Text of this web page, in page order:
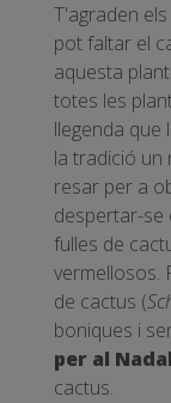
T'agraden
pot faltar el
aquesta
totes les
llegenda que
la tradició un
resar per a
despertar-se
fulles de
vermellosos.
de cactus (
boniques i
per al Nadal
cactus.